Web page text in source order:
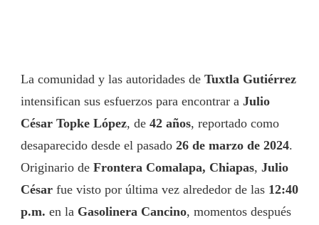
La comunidad y las autoridades de Tuxtla Gutiérrez
intensifican sus esfuerzos para encontrar a Julio
César Topke López, de 42 años, reportado como
desaparecido desde el pasado 26 de marzo de 2024.
Originario de Frontera Comalapa, Chiapas, Julio
César fue visto por última vez alrededor de las 12:40
p.m. en la Gasolinera Cancino, momentos después